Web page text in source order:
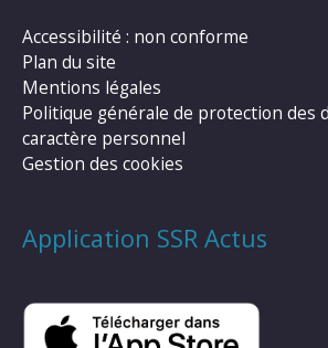
Accessibilité : non conforme
Plan du site
Mentions légales
Politique générale de protection des
caractère personnel
Gestion des cookies
Application SSR Actus